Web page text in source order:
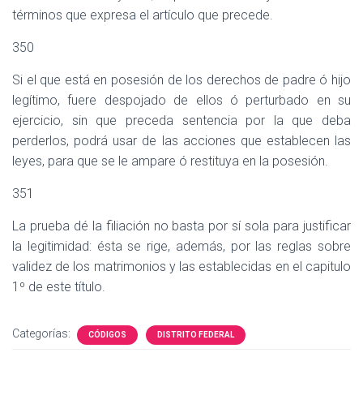
términos que expresa el artículo que precede.
350
Si el que está en posesión de los derechos de padre ó hijo
legítimo, fuere despojado de ellos ó perturbado en su
ejercicio, sin que preceda sentencia por la que deba
perderlos, podrá usar de las acciones que establecen las
leyes, para que se le ampare ó restituya en la posesión.
351
La prueba dé la filiación no basta por sí sola para justificar
la legitimidad: ésta se rige, además, por las reglas sobre
validez de los matrimonios y las establecidas en el capitulo
1º de este título.
Categorías: CÓDIGOS DISTRITO FEDERAL